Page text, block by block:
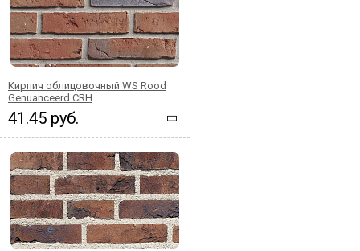
Кирпич облицовочный WS Rood
Genuanceerd CRH
41.45 руб.